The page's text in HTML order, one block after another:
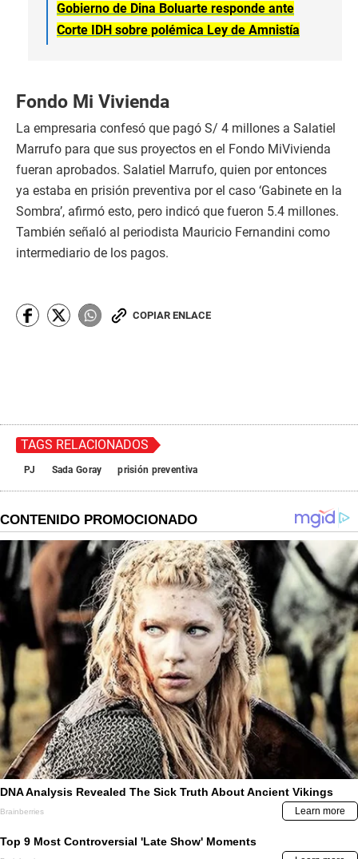
Gobierno de Dina Boluarte responde ante
Corte IDH sobre polémica Ley de Amnistía
Fondo Mi Vivienda
La empresaria confesó que pagó S/ 4 millones a Salatiel
Marrufo para que sus proyectos en el Fondo MiVivienda
fueran aprobados. Salatiel Marrufo, quien por entonces
ya estaba en prisión preventiva por el caso ‘Gabinete en la
Sombra’, afirmó esto, pero indicó que fueron 5.4 millones.
También señaló al periodista Mauricio Fernandini como
intermediario de los pagos.
COPIAR ENLACE
TAGS RELACIONADOS
PJ Sada Goray prisión preventiva